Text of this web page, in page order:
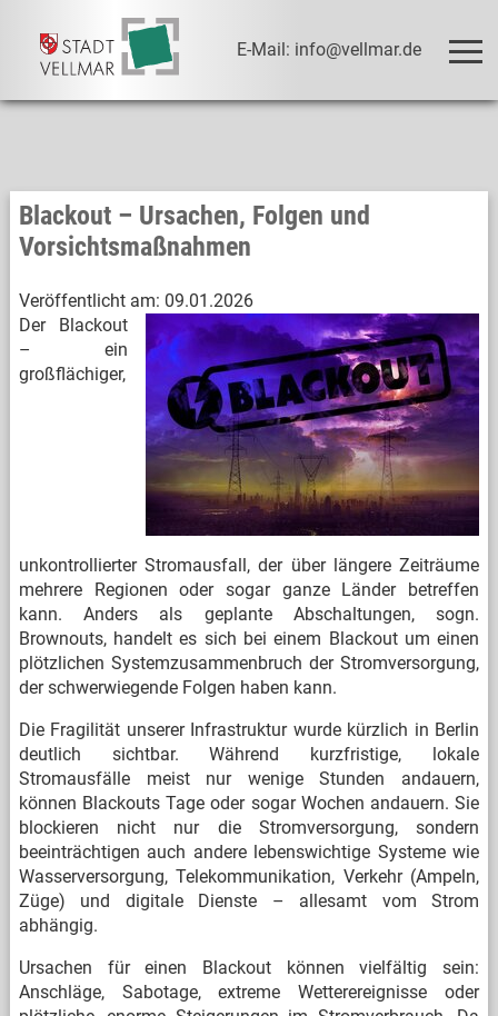
E-Mail: info@vellmar.de
Blackout – Ursachen, Folgen und
Vorsichtsmaßnahmen
Veröffentlicht am: 09.01.2026
Der Blackout
– ein
großflächiger,
unkontrollierter Stromausfall, der über längere Zeiträume
mehrere Regionen oder sogar ganze Länder betreffen
kann. Anders als geplante Abschaltungen, sogn.
Brownouts, handelt es sich bei einem Blackout um einen
plötzlichen Systemzusammenbruch der Stromversorgung,
der schwerwiegende Folgen haben kann.
Die Fragilität unserer Infrastruktur wurde kürzlich in Berlin
deutlich sichtbar. Während kurzfristige, lokale
Stromausfälle meist nur wenige Stunden andauern,
können Blackouts Tage oder sogar Wochen andauern. Sie
blockieren nicht nur die Stromversorgung, sondern
beeinträchtigen auch andere lebenswichtige Systeme wie
Wasserversorgung, Telekommunikation, Verkehr (Ampeln,
Züge) und digitale Dienste – allesamt vom Strom
abhängig.
Ursachen für einen Blackout können vielfältig sein:
Anschläge, Sabotage, extreme Wetterereignisse oder